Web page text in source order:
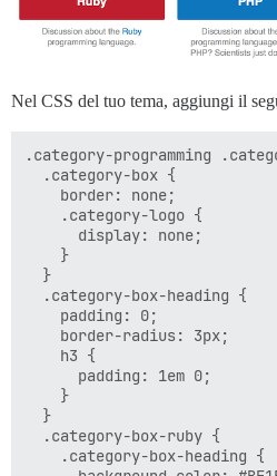
Nel CSS del tuo tema, aggiungi il
.category-programming
  .category-box {
    border: none;
    .category-logo {
      display: none;
    }
  }
  .category-box-heading {
    padding: 0;
    border-radius: 3px;
    h3 {
      padding: 1em 0;
    }
  }
  .category-box-ruby {
    .category-box-heading {